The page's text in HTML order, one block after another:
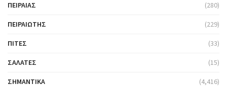
ΠΕΙΡΑΙΆΣ (280)
ΠΕΙΡΑΙΏΤΗΣ (229)
ΠΊΤΕΣ (33)
ΣΑΛΆΤΕΣ (15)
ΣΗΜΑΝΤΙΚΆ (4,416)